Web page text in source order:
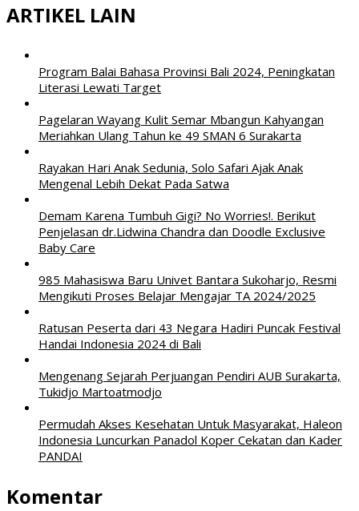
ARTIKEL LAIN
Program Balai Bahasa Provinsi Bali 2024, Peningkatan
Literasi Lewati Target
Pagelaran Wayang Kulit Semar Mbangun Kahyangan
Meriahkan Ulang Tahun ke 49 SMAN 6 Surakarta
Rayakan Hari Anak Sedunia, Solo Safari Ajak Anak
Mengenal Lebih Dekat Pada Satwa
Demam Karena Tumbuh Gigi? No Worries!. Berikut
Penjelasan dr.Lidwina Chandra dan Doodle Exclusive
Baby Care
985 Mahasiswa Baru Univet Bantara Sukoharjo, Resmi
Mengikuti Proses Belajar Mengajar TA 2024/2025
Ratusan Peserta dari 43 Negara Hadiri Puncak Festival
Handai Indonesia 2024 di Bali
Mengenang Sejarah Perjuangan Pendiri AUB Surakarta,
Tukidjo Martoatmodjo
Permudah Akses Kesehatan Untuk Masyarakat, Haleon
Indonesia Luncurkan Panadol Koper Cekatan dan Kader
PANDAI
Komentar